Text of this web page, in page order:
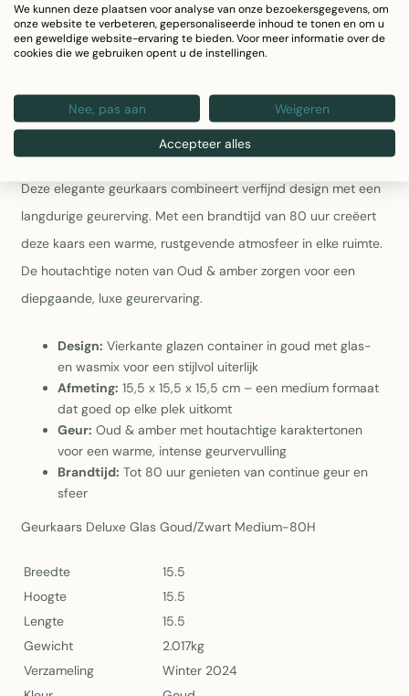
Samenstelling:Glas (50%) en was (50%) voor
optimale geurverspreiding en brandkwaliteit
Oud & amber met warme, houtachtige
Brandtijd: Tot 80 uur genieten van continue sfeer en
geur
Geurkaars Deluxe Glas Goud/Zwart Medium – Winter 2024
Deze elegante geurkaars combineert verfijnd design met een
langdurige geurerving. Met een brandtijd van 80 uur creëert
deze kaars een warme, rustgevende atmosfeer in elke ruimte.
De houtachtige noten van Oud & amber zorgen voor een
diepgaande, luxe geurervaring.
Design: Vierkante glazen container in goud met glas-
en wasmix voor een stijlvol uiterlijk
Afmeting: 15,5 x 15,5 x 15,5 cm – een medium formaat
dat goed op elke plek uitkomt
Geur: Oud & amber met houtachtige karaktertonen
voor een warme, intense geurvervulling
Brandtijd: Tot 80 uur genieten van continue geur en
sfeer
Geurkaars Deluxe Glas Goud/Zwart Medium-80H
Breedte
15.5
Hoogte
15.5
Lengte
15.5
Gewicht
2.017kg
Verzameling
Winter 2024
We kunnen deze plaatsen voor analyse van onze bezoekersgegevens, om
onze website te verbeteren, gepersonaliseerde inhoud te tonen en om u
een geweldige website-ervaring te bieden. Voor meer informatie over de
cookies die we gebruiken opent u de instellingen.
Nee, pas aan Weigeren
Accepteer alles